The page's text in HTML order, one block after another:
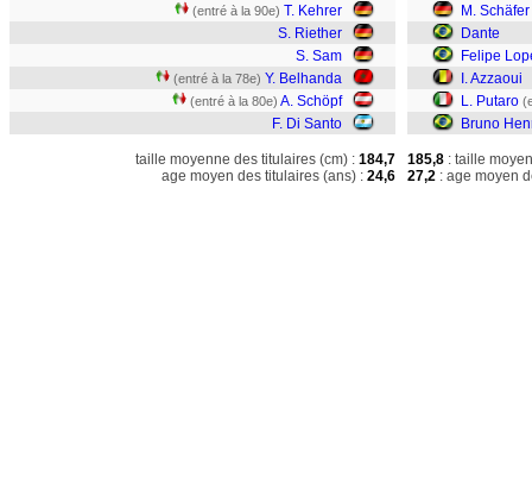
(entré à la 90e) T. Kehrer
S. Riether
S. Sam
(entré à la 78e) Y. Belhanda
(entré à la 80e) A. Schöpf
F. Di Santo
taille moyenne des titulaires (cm) : 184,7
age moyen des titulaires (ans) : 24,6
M. Schäfer
Dante
Felipe
I. Azzaoui
L. Putaro
Bruno
185,8 : taille
27,2 : age moyen